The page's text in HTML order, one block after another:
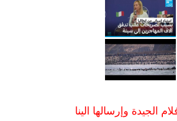
الجيدة وإرسالها الينا